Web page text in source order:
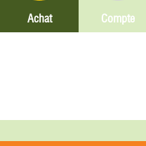
Achat Compte